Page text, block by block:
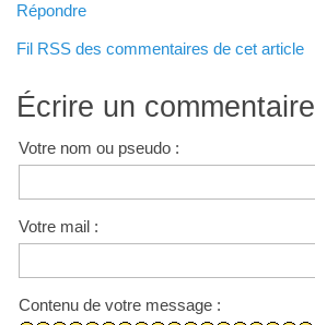
Répondre
Fil RSS des commentaires de cet article
Écrire un commentaire
Votre nom ou pseudo :
Votre mail :
Contenu de votre message :